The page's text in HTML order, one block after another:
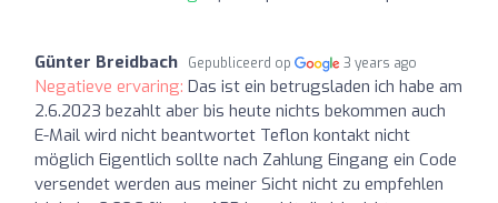
Günter Breidbach Gepubliceerd op 3 years ago
Negatieve ervaring: Das ist ein betrugsladen ich habe am
2.6.2023 bezahlt aber bis heute nichts bekommen auch
E-Mail wird nicht beantwortet Teflon kontakt nicht
möglich Eigentlich sollte nach Zahlung Eingang ein Code
versendet werden aus meiner Sicht nicht zu empfehlen